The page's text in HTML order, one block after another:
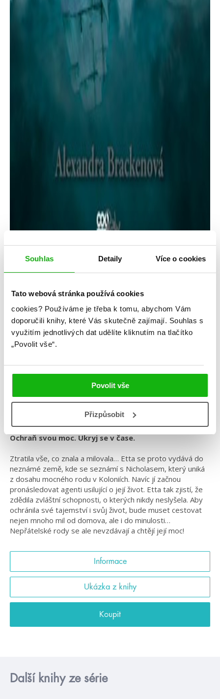
Souhlas Detaily Více o cookies
Tato webová stránka používá cookies
cookies? Používáme je třeba k tomu, abychom Vám
doporučili knihy, které Vás skutečně zajímají. Souhlas s
využitím jednotlivých dat udělíte kliknutím na tlačítko
„Povolit vše“.
Povolit vše
Přizpůsobit
Série: Pasažérka
Pasažérka
#alexandrabracken #cestováníčasem
#pasažérka
#zakázanáláska
Ochraň svou moc. Ukryj se v čase.
Ztratila vše, co znala a milovala… Etta se proto vydává do
neznámé země, kde se seznámí s Nicholasem, který uniká
z dosahu mocného rodu v Koloniích. Navíc jí začnou
pronásledovat agenti usilující o její život. Etta tak zjistí, že
zdědila zvláštní schopnosti, o kterých nikdy neslyšela. Aby
ochránila své tajemství i svůj život, bude muset cestovat
nejen mnoho mil od domova, ale i do minulosti…
Nepřátelské rody se ale nevzdávají a chtějí její moc!
Informace
Ukázka z knihy
Koupit
Další knihy ze série